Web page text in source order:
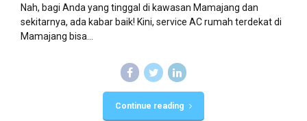
Nah, bagi Anda yang tinggal di kawasan Mamajang dan
sekitarnya, ada kabar baik! Kini, service AC rumah terdekat di
Mamajang bisa...
Continue reading